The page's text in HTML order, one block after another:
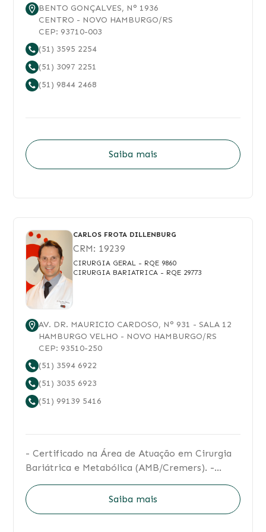
BENTO GONÇALVES, N° 1936
CENTRO - NOVO HAMBURGO/RS
CEP: 93710-003
(51) 3595 2254
(51) 3097 2251
(51) 9844 2468
Saiba mais
CARLOS FROTA DILLENBURG
CRM: 19239
CIRURGIA GERAL
- RQE 9860
CIRURGIA BARIATRICA - RQE 29773
AV. DR. MAURICIO CARDOSO, N° 931 - SALA 12
HAMBURGO VELHO - NOVO HAMBURGO/RS
CEP: 93510-250
(51) 3594 6922
(51) 3035 6923
(51) 99139 5416
- Certificado na Área de Atuação em Cirurgia
Bariátrica e Metabólica (AMB/Cremers). -
Certificado em Cirurgia Bariátrica e
Metabólica nível IQ III (SBCBM, IFSO Cap.
América Latina e WMA). - Membro Titular da
Saiba mais